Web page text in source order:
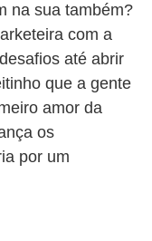
na sua também?
com a
até abrir
que a gente
amor da
os
por um